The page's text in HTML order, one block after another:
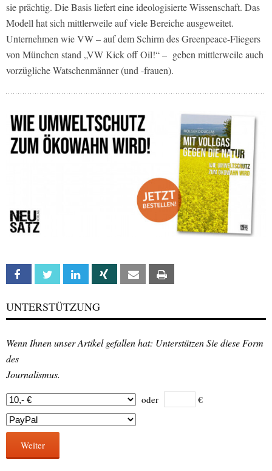
sie prächtig. Die Basis liefert eine ideologisierte Wissenschaft. Das
Modell hat sich mittlerweile auf viele Bereiche ausgeweitet.
Unternehmen wie VW – auf dem Schirm des Greenpeace-Fliegers
von München stand „VW Kick off Oil!“ – geben mittlerweile auch
vorzügliche Watschenmänner (und -frauen).
Facebook Twitter Linkedin Xing Email
UNTERSTÜTZUNG
Wenn Ihnen unser Artikel gefallen hat: Unterstützen Sie diese Form
des
Journalismus.
oder €
Weiter